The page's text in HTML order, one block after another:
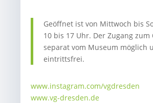
Geöffnet ist von Mittwoch bis
10 bis 17 Uhr. Der Zugang zum
separat vom Museum möglich
eintrittsfrei.
www.instagram.com/vgdresden
www.vg-dresden.de